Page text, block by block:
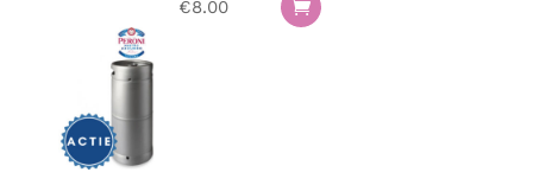
€8.00 